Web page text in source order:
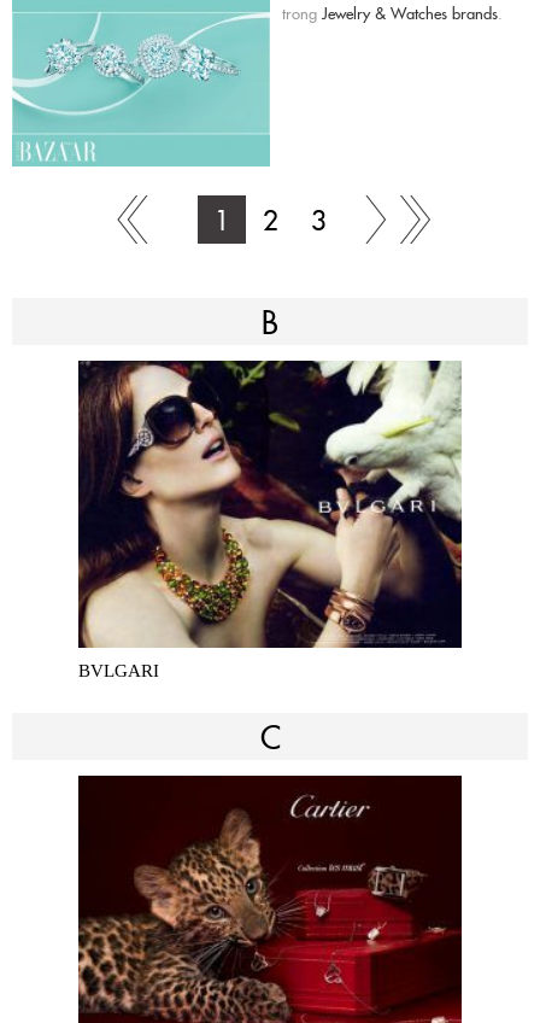
trong Jewelry & Watches brands
1 2 3
B
BVLGARI
C